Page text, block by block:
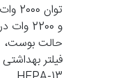
توان 2000 وات
و 2200 وات در
حالت بوست،
فیلتر بهداشتی